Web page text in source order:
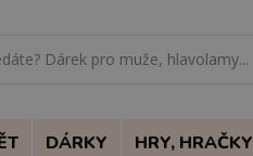
DÁRKY HRY, HRAČKY